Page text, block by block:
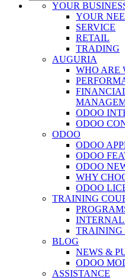
YOUR
YOUR
SERVICE
RETAIL
TRADING
AUGURIA
WHO ARE
ODOO
ODOO
ODOO
ODOO
ODOO
ODOO
WHY
ODOO
TRAINING
INTERNAL
BLOG
NEWS &
ODOO
ASSISTANCE